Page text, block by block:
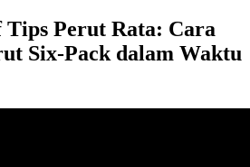
Tips Perut Rata: Cara
Six-Pack dalam Waktu